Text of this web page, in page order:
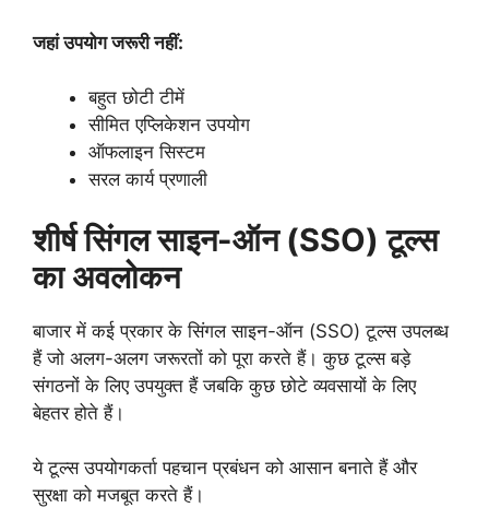
जहां उपयोग जरूरी नहीं:
बहुत छोटी टीमें
सीमित एप्लिकेशन उपयोग
ऑफलाइन सिस्टम
सरल कार्य प्रणाली
शीर्ष सिंगल साइन-ऑन (SSO) टूल्स
का अवलोकन
बाजार में कई प्रकार के सिंगल साइन-ऑन (SSO) टूल्स उपलब्ध
हैं जो अलग-अलग जरूरतों को पूरा करते हैं। कुछ टूल्स बड़े
संगठनों के लिए उपयुक्त हैं जबकि कुछ छोटे व्यवसायों के लिए
बेहतर होते हैं।
ये टूल्स उपयोगकर्ता पहचान प्रबंधन को आसान बनाते हैं और
सुरक्षा को मजबूत करते हैं।